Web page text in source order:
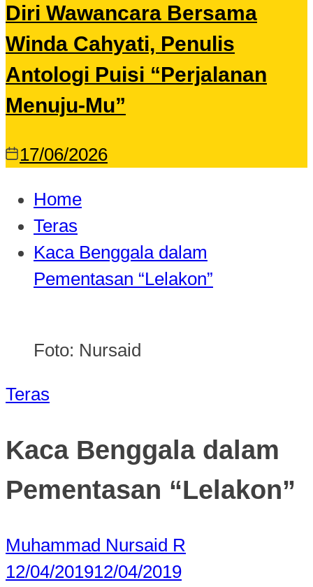
Diri Wawancara Bersama
Winda Cahyati, Penulis
Antologi Puisi “Perjalanan
Menuju-Mu”
17/06/2026
Home
Teras
Kaca Benggala dalam
Pementasan “Lelakon”
Foto: Nursaid
Teras
Kaca Benggala dalam
Pementasan “Lelakon”
Muhammad Nursaid R
12/04/201912/04/2019